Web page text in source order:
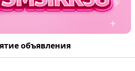
объявления